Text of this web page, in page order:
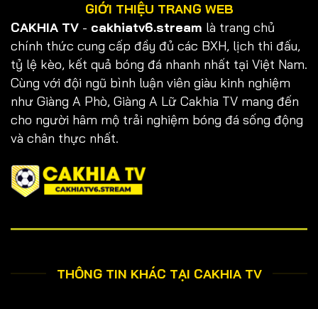
GIỚI THIỆU TRANG WEB
CAKHIA TV - cakhiatv6.stream là trang chủ
chính thức cung cấp đầy đủ các BXH, lịch thi đấu,
tỷ lệ kèo, kết quả bóng đá nhanh nhất tại Việt Nam.
Cùng với đội ngũ bình luận viên giàu kinh nghiệm
như Giàng A Phò, Giàng A Lữ Cakhia TV mang đến
cho người hâm mộ trải nghiệm bóng đá sống động
và chân thực nhất.
THÔNG TIN KHÁC TẠI CAKHIA TV